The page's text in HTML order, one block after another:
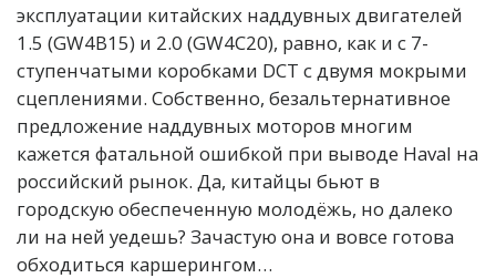
эксплуатации китайских наддувных двигателей
1.5 (GW4B15) и 2.0 (GW4C20), равно, как и с 7-
ступенчатыми коробками DCT с двумя мокрыми
сцеплениями. Собственно, безальтернативное
предложение наддувных моторов многим
кажется фатальной ошибкой при выводе Haval на
российский рынок. Да, китайцы бьют в
городскую обеспеченную молодёжь, но далеко
ли на ней уедешь? Зачастую она и вовсе готова
обходиться каршерингом…